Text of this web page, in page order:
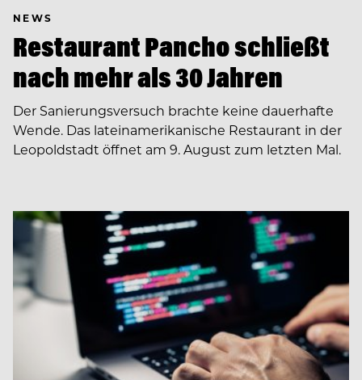
NEWS
Restaurant Pancho schließt
nach mehr als 30 Jahren
Der Sanierungsversuch brachte keine dauerhafte
Wende. Das lateinamerikanische Restaurant in der
Leopoldstadt öffnet am 9. August zum letzten Mal.